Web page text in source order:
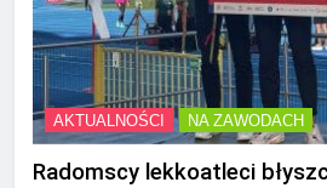
AKTUALNOŚCI NA ZAWODACH
Radomscy lekkoatleci